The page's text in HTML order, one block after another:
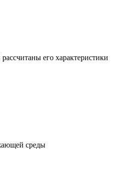
его характеристики
среды